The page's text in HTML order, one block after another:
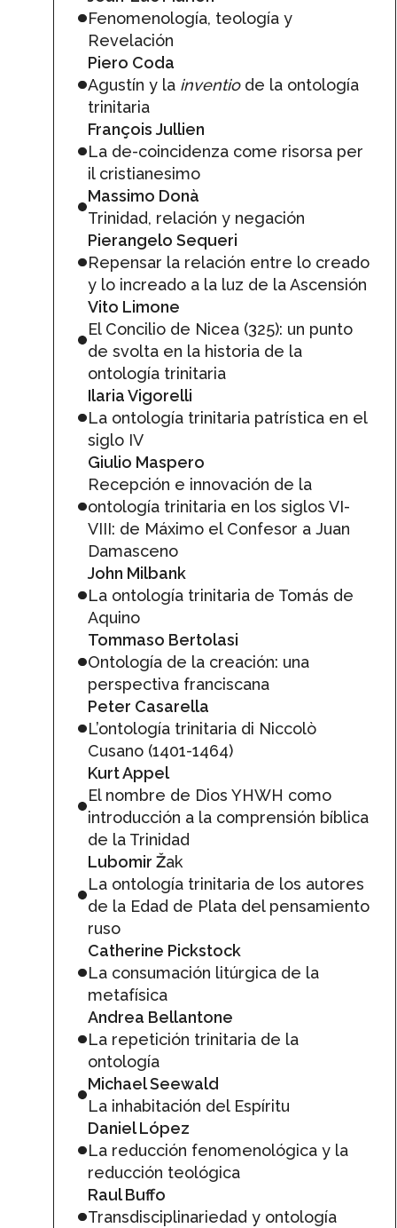
Fenomenología, teología y
Revelación
Piero Coda
Agustín y la inventiode la ontología
trinitaria
François Jullien
La de-coincidenza come risorsa per
il cristianesimo
Massimo Donà
Trinidad, relación y negación
Pierangelo Sequeri
Repensar la relación entre lo creado
y lo increado a la luz de la Ascensión
Vito Limone
El Concilio de Nicea (325): un punto
de svolta en la historia de la
ontología trinitaria
Ilaria Vigorelli
La ontología trinitaria patrística en el
siglo IV
Giulio Maspero
Recepción e innovación de la
ontología trinitaria en los siglos VI-
VIII: de Máximo el Confesor a Juan
Damasceno
John Milbank
La ontología trinitaria de Tomás de
Aquino
Tommaso Bertolasi
Ontología de la creación: una
perspectiva franciscana
Peter Casarella
L’ontología trinitaria di Niccolò
Cusano (1401-1464)
Kurt Appel
El nombre de Dios YHWH como
introducción a la comprensión bíblica
de la Trinidad
Lubomir Žak
La ontología trinitaria de los autores
de la Edad de Plata del pensamiento
ruso
Catherine Pickstock
La consumación litúrgica de la
metafísica
Andrea Bellantone
La repetición trinitaria de la
ontología
Michael Seewald
La inhabitación del Espíritu
Daniel López
La reducción fenomenológica y la
reducción teológica
Raul Buffo
Transdisciplinariedad y ontología